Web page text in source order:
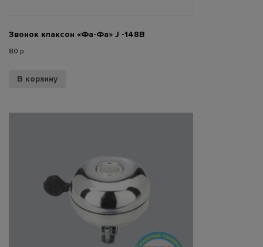
Звонок клаксон «Фа-Фа» J -148B
80 р
В корзину